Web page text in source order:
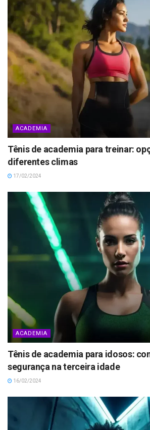
ACADEMIA
Tênis de academia para treinar:
diferentes climas
17/02/2024
ACADEMIA
Tênis de academia para idosos:
segurança na terceira idade
16/02/2024